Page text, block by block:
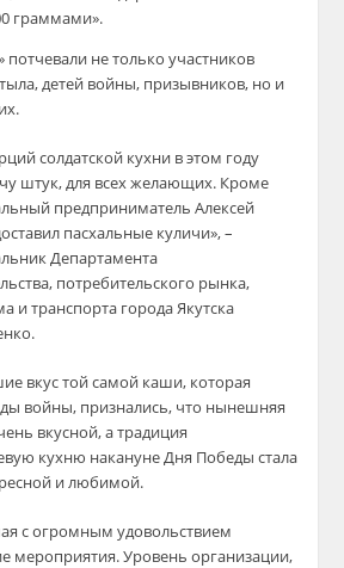
граммами».
потчевали не только участников
детей войны, призывников, но и
солдатской кухни в этом году
штук, для всех желающих. Кроме
предприниматель Алексей
пасхальные куличи», –
Департамента
потребительского рынка,
и транспорта города Якутска
вкус той самой каши, которая
войны, признались, что нынешняя
вкусной, а традиция
кухню накануне Дня Победы стала
и любимой.
с огромным удовольствием
мероприятия. Уровень организации,